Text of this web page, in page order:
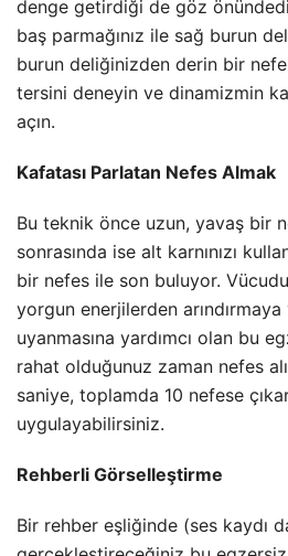
denge getirdiği de göz
baş parmağınız ile sağ burun
burun deliğinizden derin bir
tersini deneyin ve dinamizmin
açın.
Kafatası Parlatan Nefes Almak
Bu teknik önce uzun, yavaş bir
sonrasında ise alt karnınızı
bir nefes ile son buluyor.
yorgun enerjilerden
uyanmasına yardımcı olan bu
rahat olduğunuz zaman nefes
saniye, toplamda 10 nefese
uygulayabilirsiniz.
Rehberli Görselleştirme
Bir rehber eşliğinde (ses kaydı